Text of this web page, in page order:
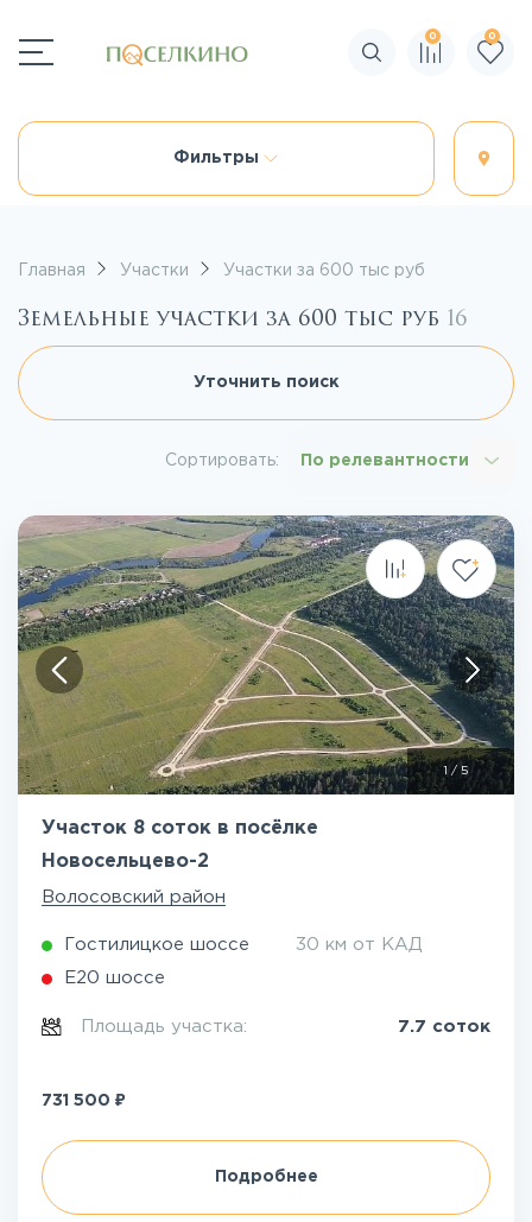
Поиск по сайту
0 0
Фильтры
Главная Участки Участки за 600 тыс руб
Земельные участки за 600 тыс руб 16
Уточнить поиск
Сортировать: По релевантности
1 / 5
Участок 8 соток в посёлке
Новосельцево-2
Волосовский район
Гостилицкое шоссе 30 км от КАД
Е20 шоссе
Площадь участка: 7.7 соток
731 500 ₽
Подробнее